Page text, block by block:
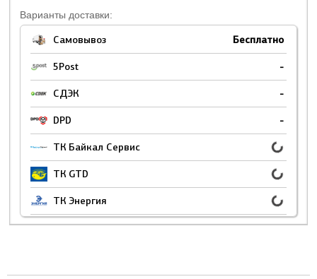
Варианты доставки:
Самовывоз Бесплатно
5Post -
СДЭК -
DPD -
ТК Байкал Сервис
ТК GTD
ТК Энергия